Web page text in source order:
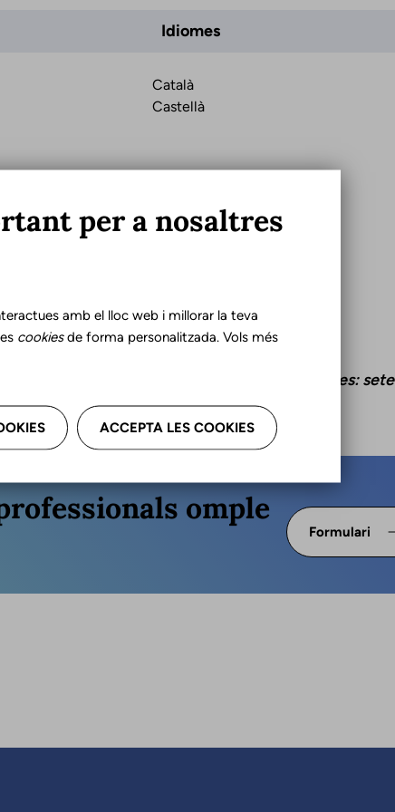
Idiomes
Català
Castellà
Última actualització d'aquestes dades:
omple
Formulari
per a nosaltres
amb el lloc web i millorar la teva
cookiesde forma personalitzada. Vols més
ACCEPTA LES COOKIES